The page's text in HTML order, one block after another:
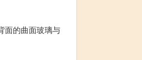
面的曲面玻璃与